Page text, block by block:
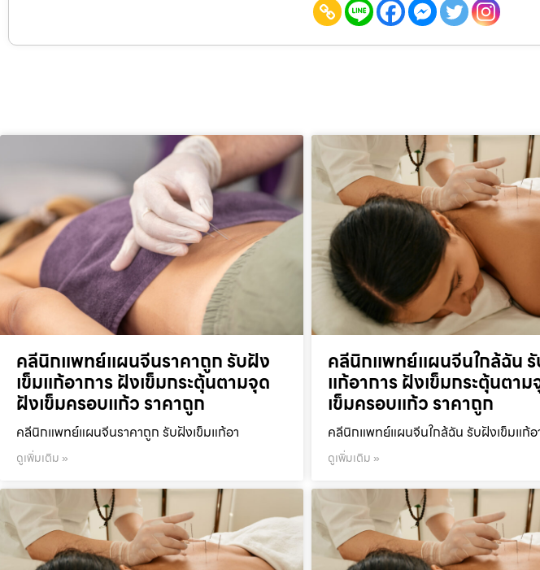
คลีนิกแพทย์แผนจีนราคาถูก รับฝัง
เข็มแก้อาการ ฝังเข็มกระตุ้นตามจุด
ฝังเข็มครอบแก้ว ราคาถูก
คลีนิกแพทย์แผนจีนราคาถูก รับฝังเข็มแก้อา
ดูเพิ่มเติม »
คลีนิกแพทย์แผนจีนใกล้ฉัน รั
แก้อาการ ฝังเข็มกระตุ้นตา
เข็มครอบแก้ว ราคาถูก
คลีนิกแพทย์แผนจีนใกล้ฉัน รับฝังเข็มแก้อ
ดูเพิ่มเติม »